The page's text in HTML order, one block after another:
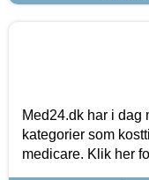
Med24.dk har i dag
kategorier som
medicare. Klik her